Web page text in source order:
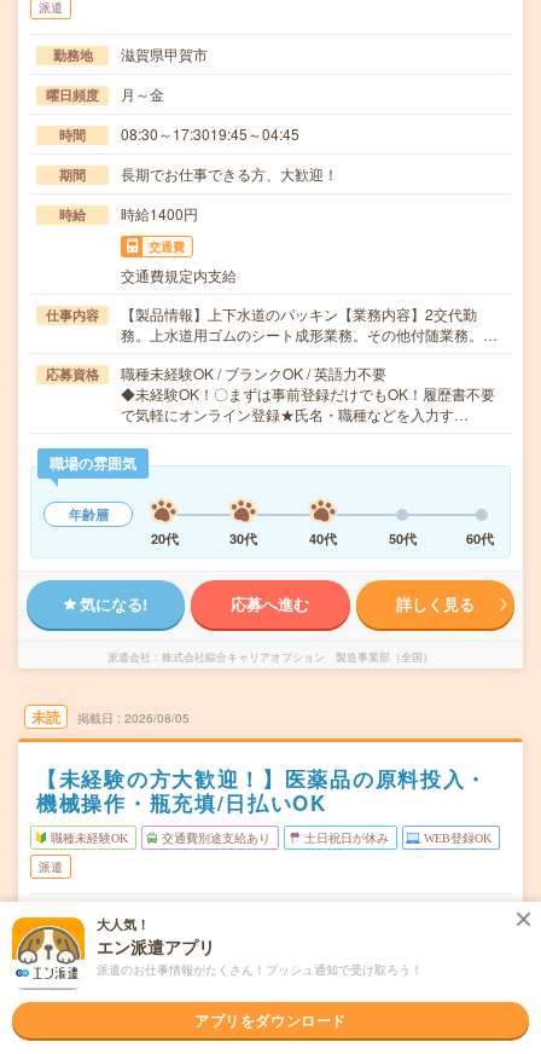
派遣
勤務地 滋賀県甲賀市
曜日頻度 月～金
時間 08:30～17:3019:45～04:45
期間 長期でお仕事できる方、大歓迎！
時給 時給1400円
交通費
交通費規定内支給
仕事内容
【製品情報】上下水道のパッキン【業務内容】2交代勤
務。上水道用ゴムのシート成形業務。その他付随業務。…
応募資格
職種未経験OK / ブランクOK / 英語力不要
◆未経験OK！〇まずは事前登録だけでもOK！履歴書不要
で気軽にオンライン登録★氏名・職種などを入力す…
職場の雰囲気
年齢層
20代
30代 40代 50代 60代
気になる! 応募へ進む 詳しく見る
派遣会社 株式会社綜合キャリアオプション 製造事業部（全国）
未読 掲載日 2026/08/05
【未経験の方大歓迎！】医薬品の原料投入・
機械操作・瓶充填/日払いOK
職種未経験OK 交通費別途支給あり 土日祝日が休み WEB登録OK
派遣
勤務地
甲賀駅から徒歩2分
曜日頻度 月～金
06:30～14:45
大人気！
エン派遣アプリ
派遣のお仕事情報がたくさん！プッシュ通知で受け取ろう！
アプリをダウンロード